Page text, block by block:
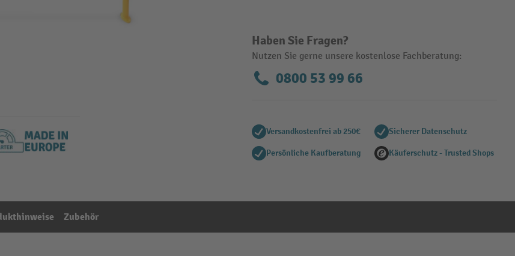
Haben Sie Fragen?
Nutzen Sie gerne unsere kostenlose Fachberatung:
0800 53 99 66
Versandkostenfrei ab 250€ Sicherer Datenschutz
Persönliche Kaufberatung Käuferschutz - Trusted Shops
Zubehör